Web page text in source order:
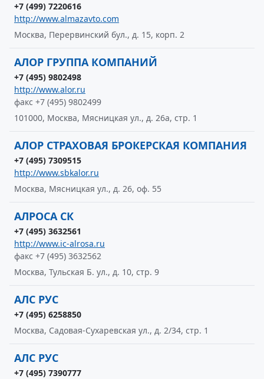
+7 (499) 7220616
http://www.almazavto.com
Москва, Перервинский бул., д. 15, корп. 2
АЛОР ГРУППА КОМПАНИЙ
+7 (495) 9802498
http://www.alor.ru
факс +7 (495) 9802499
101000, Москва, Мясницкая ул., д. 26а, стр. 1
АЛОР СТРАХОВАЯ БРОКЕРСКАЯ КОМПАНИЯ
+7 (495) 7309515
http://www.sbkalor.ru
Москва, Мясницкая ул., д. 26, оф. 55
АЛРОСА СК
+7 (495) 3632561
http://www.ic-alrosa.ru
факс +7 (495) 3632562
Москва, Тульская Б. ул., д. 10, стр. 9
АЛС РУС
+7 (495) 6258850
Москва, Садовая-Сухаревская ул., д. 2/34, стр. 1
АЛС РУС
+7 (495) 7390777